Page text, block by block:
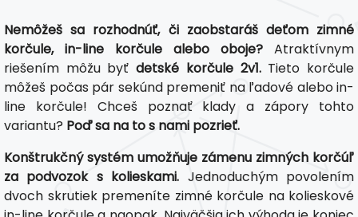
Nemôžeš sa rozhodnúť, či zaobstaráš deťom zimné
korčule, in-line korčule alebo oboje? Atraktívnym
riešením môžu byťdetské korčule 2v1.Tieto korčule
môžeš počas pár sekúnd premeniť na ľadové alebo in-
line korčule! Chceš poznať klady a zápory tohto
variantu? Poď sa na to s nami pozrieť.
Konštrukčný systém umožňuje zámenu zimných korčúľ
za podvozok s kolieskami. Jednoduchým povolením
dvoch skrutiek premeníte zimné korčule na kolieskové